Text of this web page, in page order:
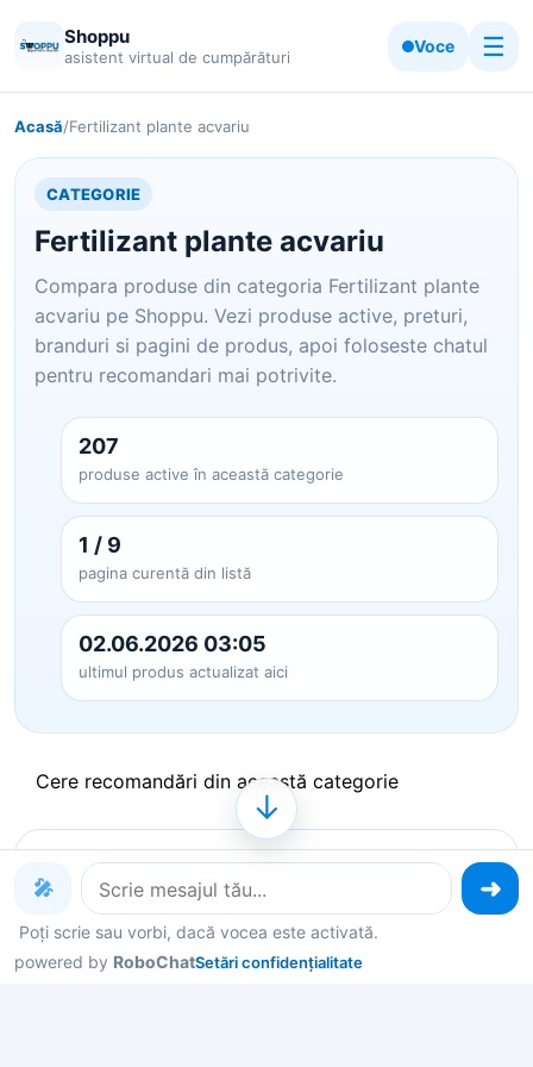
Shoppu
asistent virtual de cumpărături
Voce ☰
Acasă/Fertilizant plante acvariu
CATEGORIE
Fertilizant plante acvariu
Compara produse din categoria Fertilizant plante
acvariu pe Shoppu. Vezi produse active, preturi,
branduri si pagini de produs, apoi foloseste chatul
pentru recomandari mai potrivite.
207
produse active în această categorie
1 / 9
pagina curentă din listă
02.06.2026 03:05
ultimul produs actualizat aici
Cere recomandări din această categorie
Produse pe care le poți explora
acum
Deschide un produs ca să vezi detalii, sau spune-
🎤
Poți scrie sau vorbi, dacă vocea este activată.
powered by RoboChatSetări confidențialitate
↓